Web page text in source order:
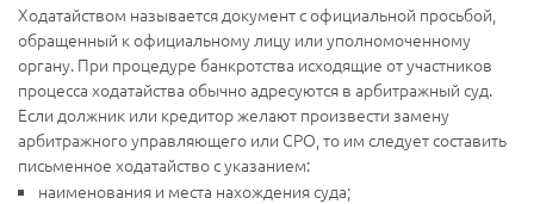
Ходатайством называется документ с официальной просьбой,
обращенный к официальному лицу или уполномоченному
органу. При процедуре банкротства исходящие от участников
процесса ходатайства обычно адресуются в арбитражный суд.
Если должник или кредитор желают произвести замену
арбитражного управляющего или СРО, то им следует составить
письменное ходатайство с указанием:
наименования и места нахождения суда;